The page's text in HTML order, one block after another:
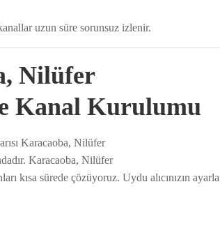
uzun süre sorunsuz izlenir.
Nilüfer
Kanal Kurulumu
Karacaoba, Nilüfer
Karacaoba, Nilüfer
kısa sürede çözüyoruz. Uydu alıcınızın